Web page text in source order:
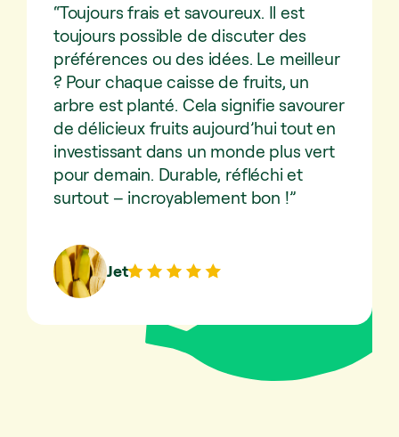
“Toujours frais et savoureux. Il est
toujours possible de discuter des
préférences ou des idées. Le meilleur
? Pour chaque caisse de fruits, un
arbre est planté. Cela signifie savourer
de délicieux fruits aujourd’hui tout en
investissant dans un monde plus vert
pour demain. Durable, réfléchi et
surtout – incroyablement bon !”
Jet